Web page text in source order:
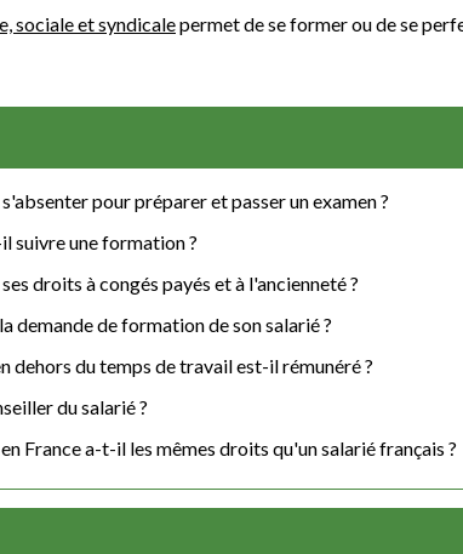
sociale et syndicalepermet de se former ou de se
pour préparer et passer un examen ?
suivre une formation ?
droits à congés payés et à l'ancienneté ?
demande de formation de son salarié ?
dehors du temps de travail est-il rémunéré ?
du salarié ?
France a-t-il les mêmes droits qu'un salarié français ?